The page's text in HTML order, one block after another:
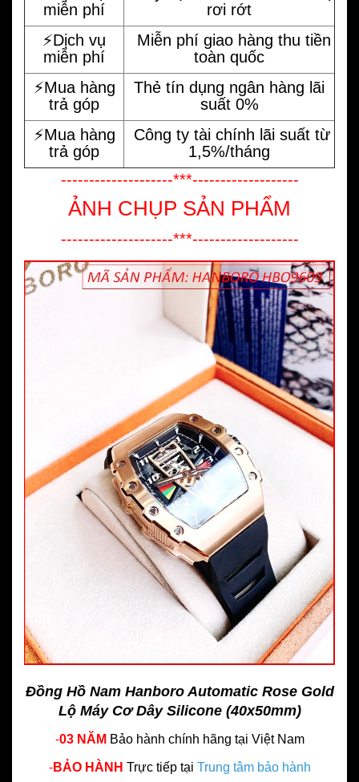
miễn phí
rơi rớt
⚡️Dịch vụ
miễn phí
Miễn phí giao hàng thu tiền
toàn quốc
⚡️Mua hàng
trả góp
Thẻ tín dụng ngân hàng lãi
suất 0%
⚡️Mua hàng
trả góp
Công ty tài chính lãi suất từ
1,5%/tháng
--------------------***-------------------
ẢNH CHỤP SẢN PHẨM
--------------------***-------------------
Đồng Hồ Nam Hanboro Automatic Rose Gold
Lộ Máy Cơ Dây Silicone (40x50mm)
-03 NĂM Bảo hành chính hãng tại Việt Nam
-BẢO HÀNH Trực tiếp tại Trung tâm bảo hành